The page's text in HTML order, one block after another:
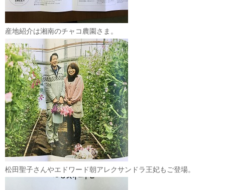
産地紹介は湘南のチャコ農園さま。
松田聖子さんやエドワード朝アレクサンドラ王妃もご登場。